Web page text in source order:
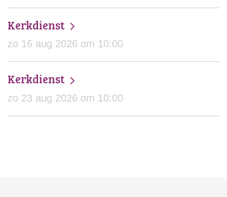
Kerkdienst
zo 16 aug 2026 om 10:00
Kerkdienst
zo 23 aug 2026 om 10:00